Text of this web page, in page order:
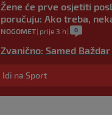
Žene će prve osjetiti
poručuju: Ako treba,
NOGOMET| prije 3 h | 0
Zvanično: Samed
zadužio broj sa velikom
NOGOMET|prije 5 h
Prije nekoliko godina
Idi na Sport